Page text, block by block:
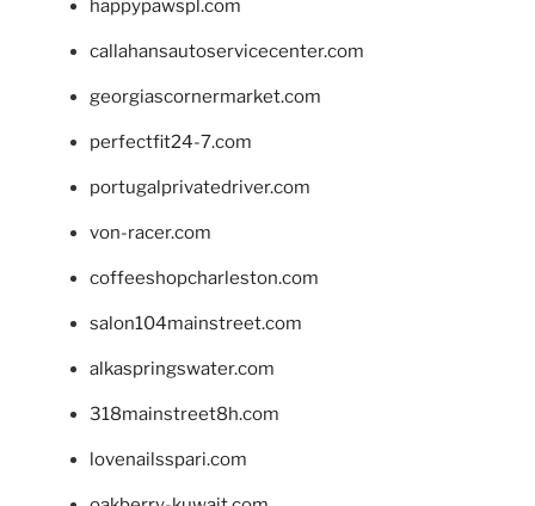
happypawspl.com
callahansautoservicecenter.com
georgiascornermarket.com
perfectfit24-7.com
portugalprivatedriver.com
von-racer.com
coffeeshopcharleston.com
salon104mainstreet.com
alkaspringswater.com
318mainstreet8h.com
lovenailsspari.com